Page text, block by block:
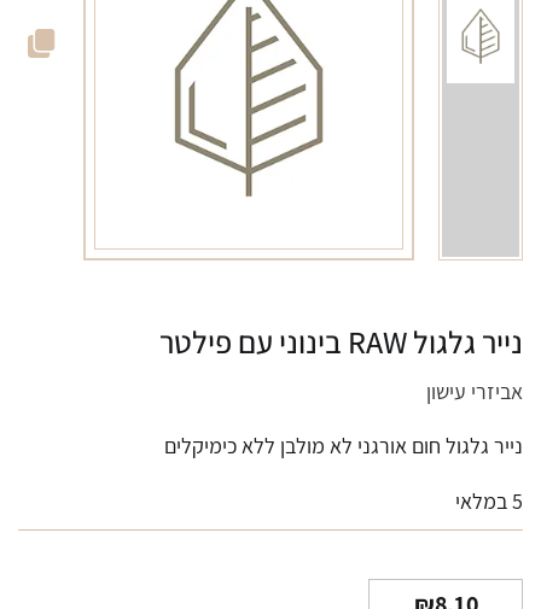
נייר גלגול RAW בינוני עם פילטר
אביזרי עישון
נייר גלגול חום אורגני לא מולבן ללא כימיקלים
5 במלאי